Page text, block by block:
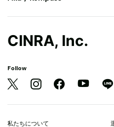
CINRA, Inc.
Follow
私たちについて